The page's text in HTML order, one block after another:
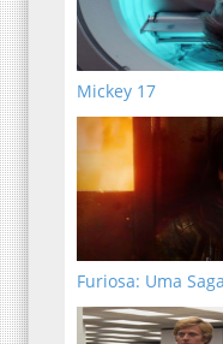
Mickey 17
Furiosa: Uma